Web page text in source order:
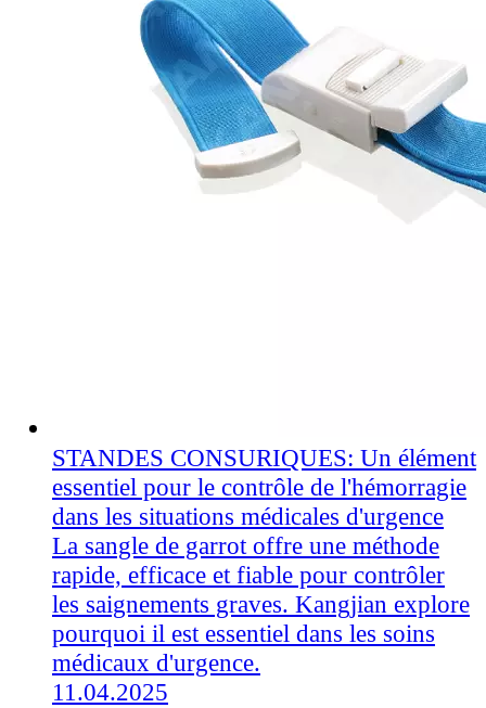
STANDES CONSURIQUES: Un élément
essentiel pour le contrôle de l'hémorragie
dans les situations médicales d'urgence
La sangle de garrot offre une méthode
rapide, efficace et fiable pour contrôler
les saignements graves. Kangjian explore
pourquoi il est essentiel dans les soins
médicaux d'urgence.
11.04.2025